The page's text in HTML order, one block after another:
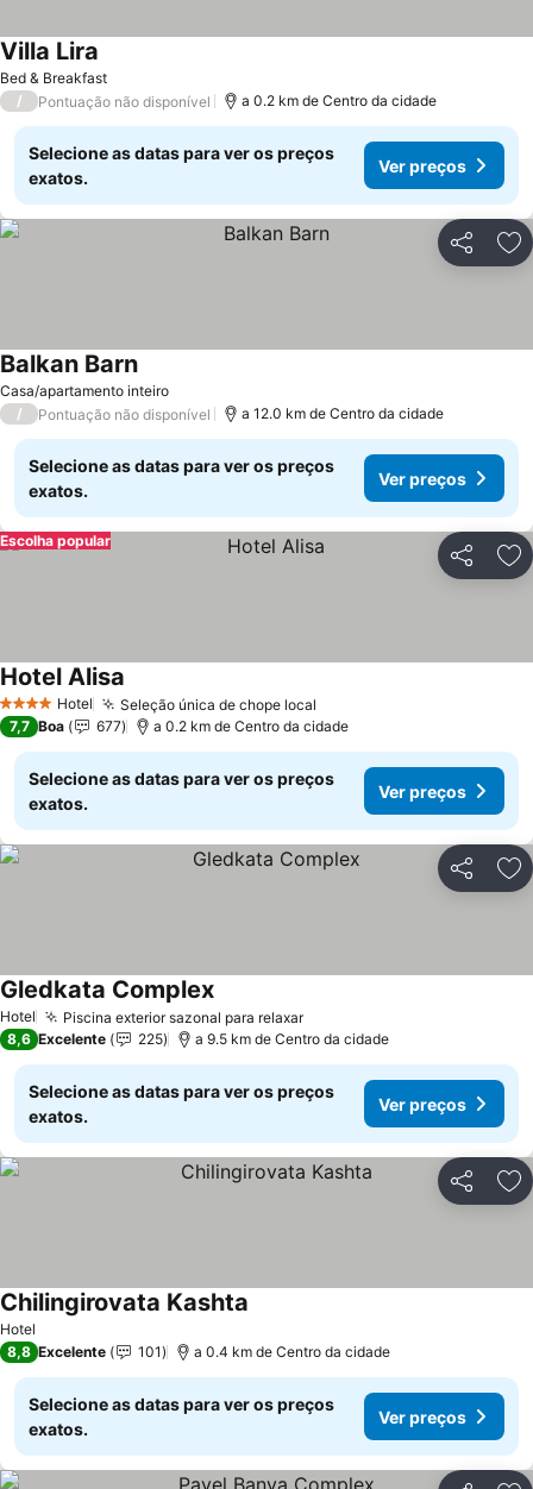
Bed & Breakfast
Villa Lira
/ Pontuação não disponível a 0.2 km de Centro da cidade
Selecione as datas para ver os preços
exatos.
Ver preços
Partilhar
Casa/apartamento inteiro
Balkan BarnVer preços
/ Pontuação não disponível a 12.0 km de Centro da cidade
Selecione as datas para ver os preços
exatos.
Ver preços
Partilhar
Escolha popular
4 EstrelasHotel Seleção única de chope local
Hotel Alisa
7,7 Boa 677 a 0.2 km de Centro da cidade
Selecione as datas para ver os preços
exatos.
Ver preços
Partilhar
Hotel Piscina exterior sazonal para relaxarVer preços
Gledkata ComplexVer preços
8,6 Excelente 225 a 9.5 km de Centro da cidade
Selecione as datas para ver os preços
exatos.
Ver preços
Partilhar
Hotel
Chilingirovata Kashta
8,8 Excelente 101 a 0.4 km de Centro da cidade
Selecione as datas para ver os preços
exatos.
Ver preços